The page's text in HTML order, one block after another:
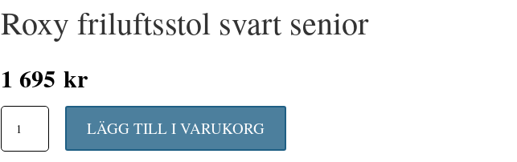
Roxy friluftsstol svart senior
1 695 kr
friluftsstol
LÄGG TILL I VARUKORG